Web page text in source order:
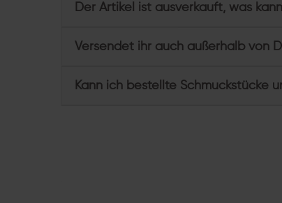
Der Artikel ist ausverkauft, was
Versendet ihr auch außerhalb von
Kann ich bestellte Schmuckstücke